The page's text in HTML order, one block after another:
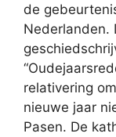
de
Nederlanden.
relativering
nieuwe jaar
Pasen. De